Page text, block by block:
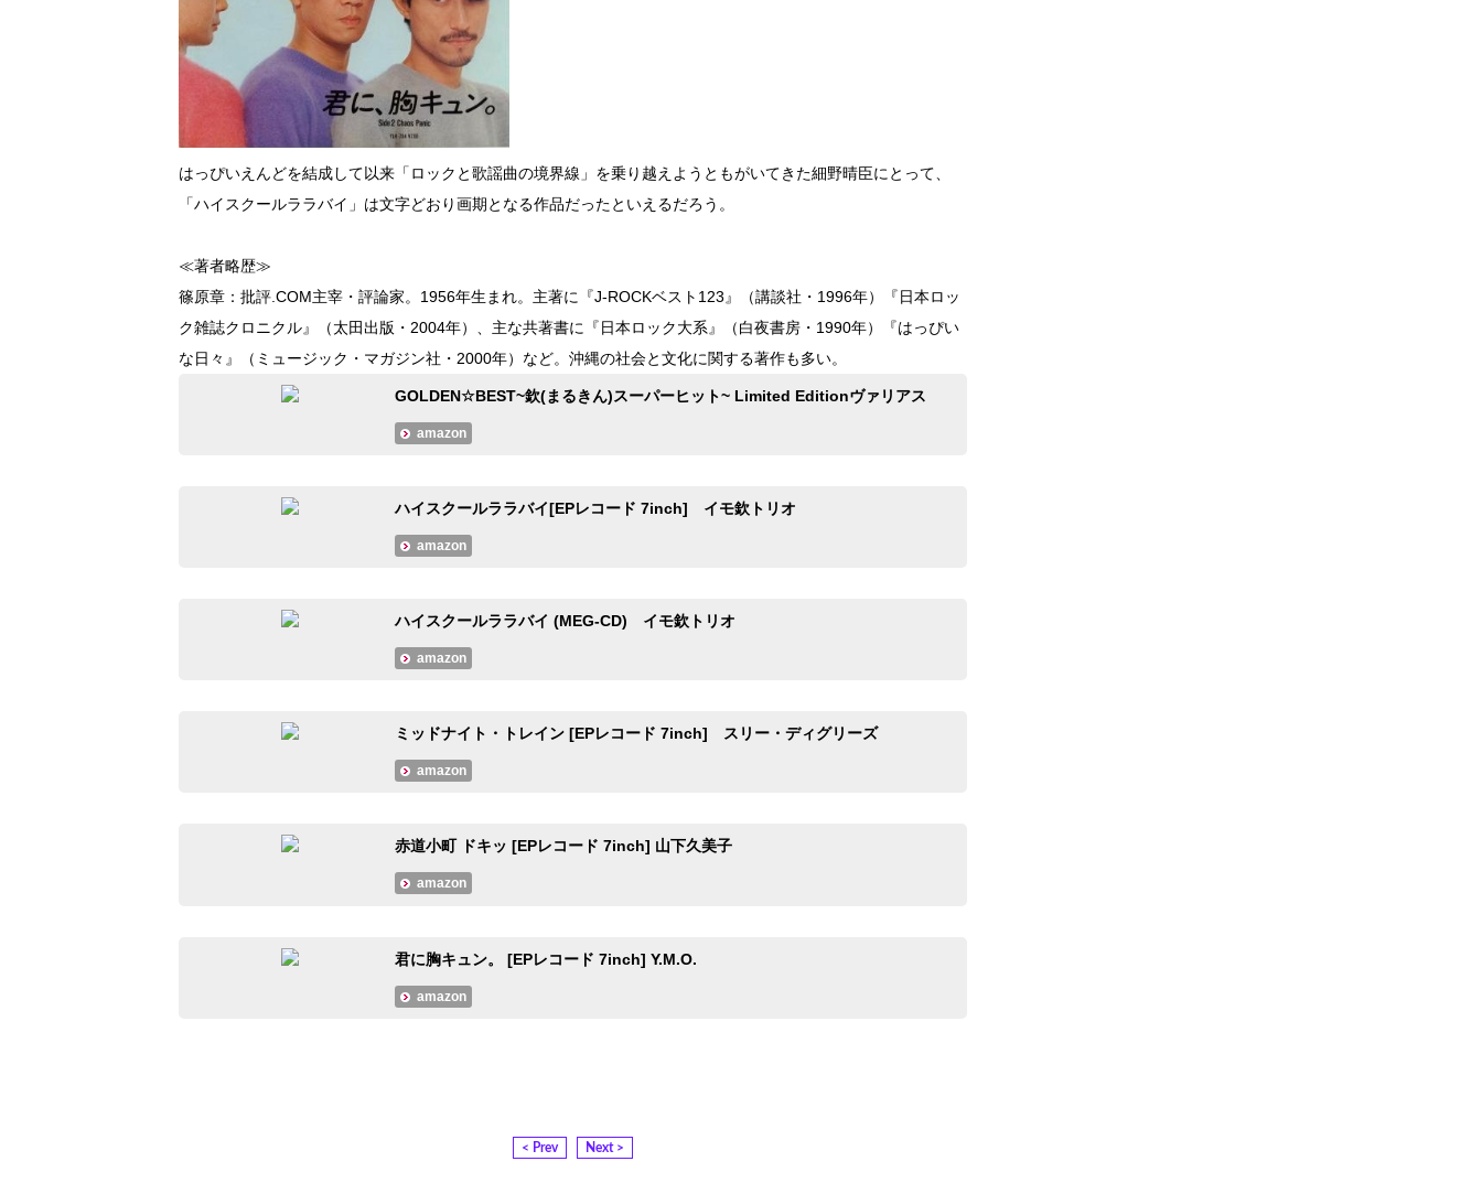
はっぴいえんどを結成して以来「ロックと歌謡曲の境界線」を乗り越えようともがいてきた細野晴臣にとって、
「ハイスクールララバイ」は文字どおり画期となる作品だったといえるだろう。
≪著者略歴≫
篠原章：批評.COM主宰・評論家。1956年生まれ。主著に『J-ROCKベスト123』（講談社・1996年）『日本ロッ
ク雑誌クロニクル』（太田出版・2004年）、主な共著書に『日本ロック大系』（白夜書房・1990年）『はっぴい
な日々』（ミュージック・マガジン社・2000年）など。沖縄の社会と文化に関する著作も多い。
GOLDEN☆BEST~欽(まるきん)スーパーヒット~ Limited Editionヴァリアス
amazon
ハイスクールララバイ[EPレコード 7inch] イモ欽トリオ
amazon
ハイスクールララバイ (MEG-CD) イモ欽トリオ
amazon
ミッドナイト・トレイン [EPレコード 7inch] スリー・ディグリーズ
amazon
赤道小町 ドキッ [EPレコード 7inch] 山下久美子
amazon
君に胸キュン。 [EPレコード 7inch] Y.M.O.
amazon
< Prev Next >